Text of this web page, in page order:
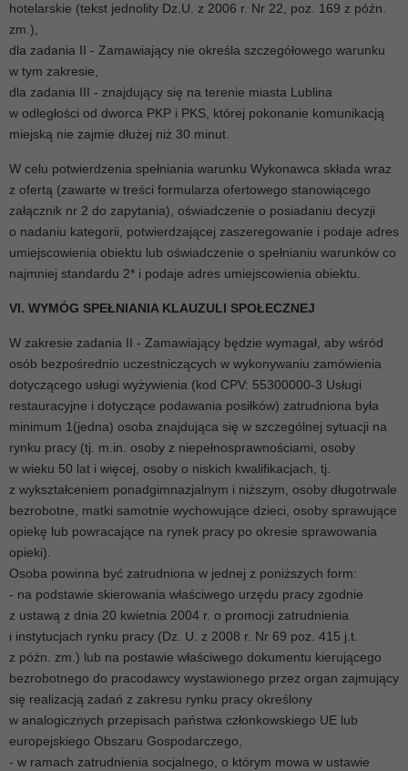
hotelarskie (tekst jednolity Dz.U. z 2006 r. Nr 22, poz. 169 z późn.
zm.),
dla zadania II - Zamawiający nie określa szczegółowego warunku
w tym zakresie,
dla zadania III - znajdujący się na terenie miasta Lublina
w odległości od dworca PKP i PKS, której pokonanie komunikacją
miejską nie zajmie dłużej niż 30 minut.
W celu potwierdzenia spełniania warunku Wykonawca składa wraz
z ofertą (zawarte w treści formularza ofertowego stanowiącego
załącznik nr 2 do zapytania), oświadczenie o posiadaniu decyzji
o nadaniu kategorii, potwierdzającej zaszeregowanie i podaje adres
umiejscowienia obiektu lub oświadczenie o spełnianiu warunków co
najmniej standardu 2* i podaje adres umiejscowienia obiektu.
VI. WYMÓG SPEŁNIANIA KLAUZULI SPOŁECZNEJ
W zakresie zadania II - Zamawiający będzie wymagał, aby wśród
osób bezpośrednio uczestniczących w wykonywaniu zamówienia
dotyczącego usługi wyżywienia (kod CPV: 55300000-3 Usługi
restauracyjne i dotyczące podawania posiłków) zatrudniona była
minimum 1(jedna) osoba znajdująca się w szczególnej sytuacji na
rynku pracy (tj. m.in. osoby z niepełnosprawnościami, osoby
w wieku 50 lat i więcej, osoby o niskich kwalifikacjach, tj.
z wykształceniem ponadgimnazjalnym i niższym, osoby długotrwale
bezrobotne, matki samotnie wychowujące dzieci, osoby sprawujące
opiekę lub powracające na rynek pracy po okresie sprawowania
opieki).
Osoba powinna być zatrudniona w jednej z poniższych form:
- na podstawie skierowania właściwego urzędu pracy zgodnie
z ustawą z dnia 20 kwietnia 2004 r. o promocji zatrudnienia
i instytucjach rynku pracy (Dz. U. z 2008 r. Nr 69 poz. 415 j.t.
z późn. zm.) lub na postawie właściwego dokumentu kierującego
bezrobotnego do pracodawcy wystawionego przez organ zajmujący
się realizacją zadań z zakresu rynku pracy określony
w analogicznych przepisach państwa członkowskiego UE lub
europejskiego Obszaru Gospodarczego,
- w ramach zatrudnienia socjalnego, o którym mowa w ustawie